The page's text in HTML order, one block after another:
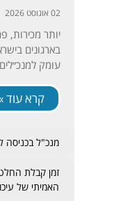
02 אוגוסט 2026
יותר מכירות,
עומק
קרא עוד
מנכ"ל בכניסה
זמן קבלת
האמיתי של